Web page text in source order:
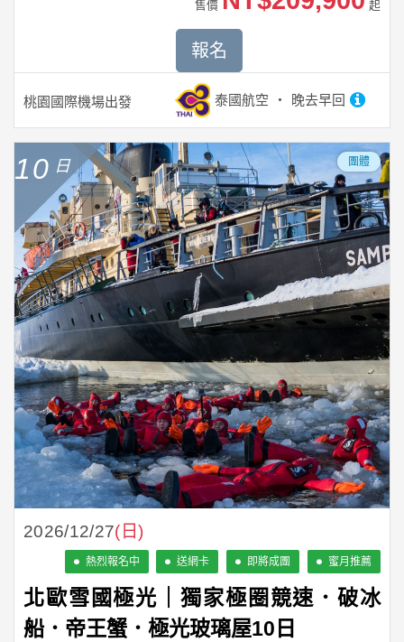
桃園國際機場出發 泰國航空 晚去早回
售價 起
報名
10 團體
2026/12/27(日)
熱烈報名中 送網卡 即將成團 蜜月推薦
北歐雪國極光｜獨家極圈競速．破冰
船．帝王蟹．極光玻璃屋10日